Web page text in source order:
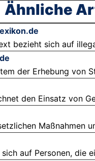
Ähnliche
bezieht sich auf
der Erhebung von
den Einsatz von
Maßnahmen
auf Personen, die